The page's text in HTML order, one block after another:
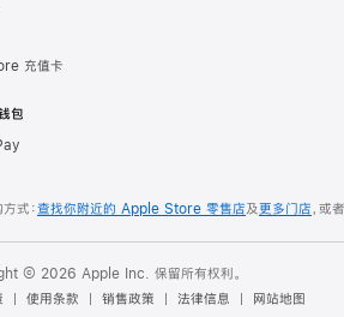
充值卡
包
式：查找你附近的 Apple Store 零售店及更多门店，或
© 2026 Apple Inc. 保留所有权利。
使用条款 销售政策 法律信息 网站地图